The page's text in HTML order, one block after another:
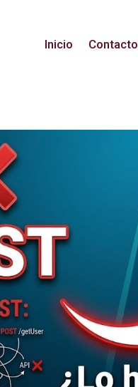
Inicio Contacto